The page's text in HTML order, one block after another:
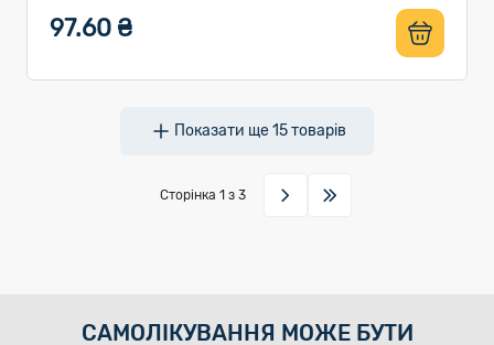
97.60 ₴
Показати ще15товарів
Сторінка 1 з 3
САМОЛІКУВАННЯ МОЖЕ БУТИ